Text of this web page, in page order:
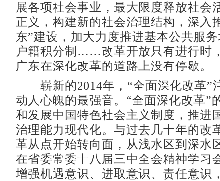
展各项社会事业，最大限度释放社会
正义，构建新的社会治理结构，深入
东”建设，加大力度推进基本公共服
户籍积分制……改革开放只有进行时
广东在深化改革的道路上没有停歇。
崭新的2014年，“全面深化改革”
动人心魄的最强音。“全面深化改革”
和发展中国特色社会主义制度，推进
治理能力现代化。与过去几十年的改
革从点开始转向面，从浅水区到深水
在省委常委十八届三中全会精神学习
增强机遇意识、进取意识、责任意识